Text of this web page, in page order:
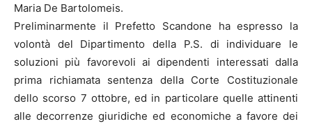
Maria De Bartolomeis.
Preliminarmente il Prefetto Scandone ha espresso la
volontà del Dipartimento della P.S. di individuare le
soluzioni più favorevoli ai dipendenti interessati dalla
prima richiamata sentenza della Corte Costituzionale
dello scorso 7 ottobre, ed in particolare quelle attinenti
alle decorrenze giuridiche ed economiche a favore dei